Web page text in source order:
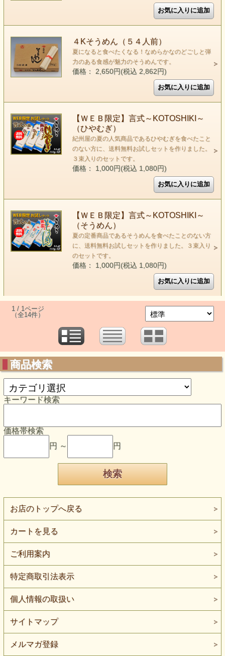
４Kそうめん（５４人前）
夏になると食べたくなる！なめらかなのどごしと弾
力のある食感が魅力のそうめんです。
価格： 2,650円(税込 2,862円)
【ＷＥＢ限定】言式～KOTOSHIKI～
（ひやむぎ）
紀州屋の夏の人気商品であるひやむぎを食べたこと
のない方に、送料無料お試しセットを作りました。
３束入りのセットです。
価格： 1,000円(税込 1,080円)
【ＷＥＢ限定】言式～KOTOSHIKI～
（そうめん）
夏の定番商品であるそうめんを食べたことのない方
に、送料無料お試しセットを作りました。３束入り
のセットです。
価格： 1,000円(税込 1,080円)
1 / 1ページ
（全14件）
商品検索
キーワード検索
価格帯検索
円 ～
円
お店のトップへ戻る
カートを見る
ご利用案内
特定商取引法表示
個人情報の取扱い
サイトマップ
メルマガ登録